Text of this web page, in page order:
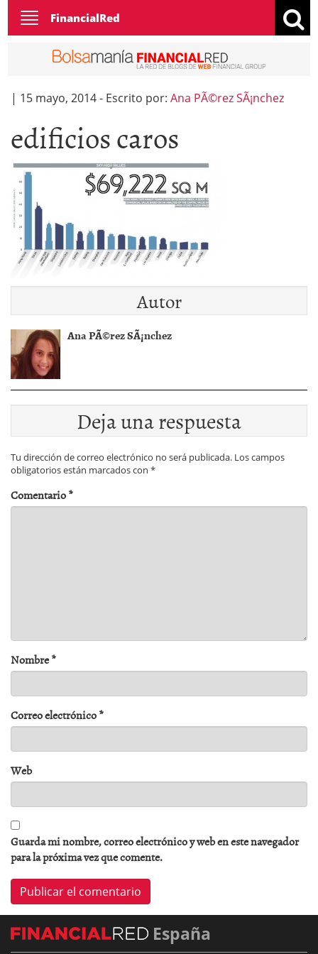
Toggle
navigation
FinancialRed
| 15 mayo, 2014- Escrito por: Ana PÃ©rez SÃ¡nchez
edificios caros
Autor
Ana PÃ©rez SÃ¡nchez
Deja una respuesta
Tu dirección de correo electrónico no será publicada. Los campos
obligatorios están marcados con *
Comentario*
Nombre*
Correo electrónico*
Web
Guarda mi nombre, correo electrónico y web en este navegador
para la próxima vez que comente.
España